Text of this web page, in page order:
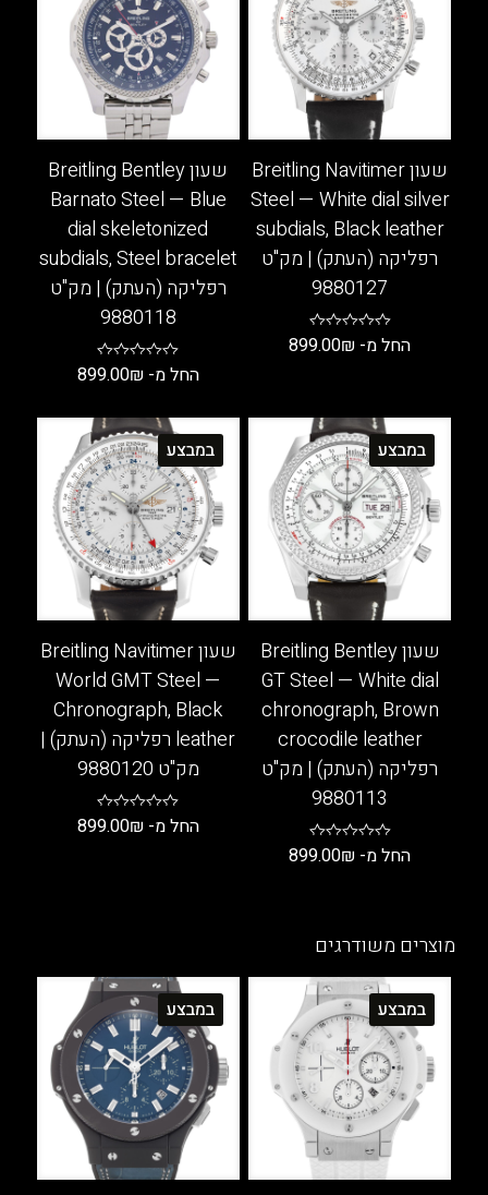
שעון Breitling Navitimer
Steel — White dial silver
subdials, Black leather
רפליקה (העתק) | מק"ט
9880127
החל מ- 899.00₪
יש
מספר
סוגים.
ניתן
לבחור
את
האפשרויות
בעמוד
המוצר
שעון Breitling Bentley
Barnato Steel — Blue
dial skeletonized
subdials, Steel bracelet
רפליקה (העתק) | מק"ט
9880118
החל מ- 899.00₪
זה
יש
מספר
סוגים.
ניתן
לבחור
את
האפשרויות
בעמוד
המוצר
במבצע
שעון Breitling Bentley
GT Steel — White dial
chronograph, Brown
crocodile leather
רפליקה (העתק) | מק"ט
9880113
החל מ- 899.00₪
יש
סוגים.
ניתן
לבחור
את
האפשרויות
בעמוד
המוצר
במבצע
שעון Breitling Navitimer
World GMT Steel —
Chronograph, Black
leather רפליקה (העתק) |
מק"ט 9880120
החל מ- 899.00₪
ניתן
לבחור
את
האפשרויות
בעמוד
המוצר
מוצרים משודרגים
במבצע במבצע